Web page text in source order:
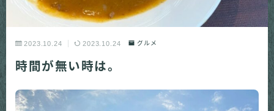
2023.10.24 2023.10.24 グルメ
時間が無い時は。